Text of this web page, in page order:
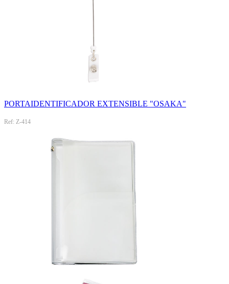
PORTAIDENTIFICADOR EXTENSIBLE "OSAKA"
Ref: Z-414